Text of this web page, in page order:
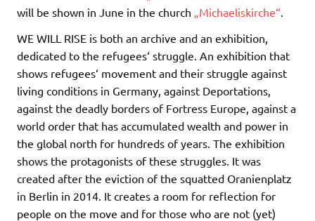
will be shown in June in the church
„Michaeliskirche“
WE WILL RISE is both an archive and an exhibition,
dedicated to the refugees‘ struggle. An exhibition that
shows refugees‘ movement and their struggle against
living conditions in Germany, against Deportations,
against the deadly borders of Fortress Europe, against a
world order that has accumulated wealth and power in
the global north for hundreds of years. The exhibition
shows the protagonists of these struggles. It was
created after the eviction of the squatted Oranienplatz
in Berlin in 2014. It creates a room for reflection for
people on the move and for those who are not (yet)